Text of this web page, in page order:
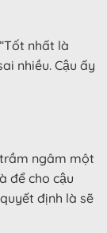
nhất là
nhiều. Cậu ấy
trầm ngâm một
để cho cậu
định là sẽ